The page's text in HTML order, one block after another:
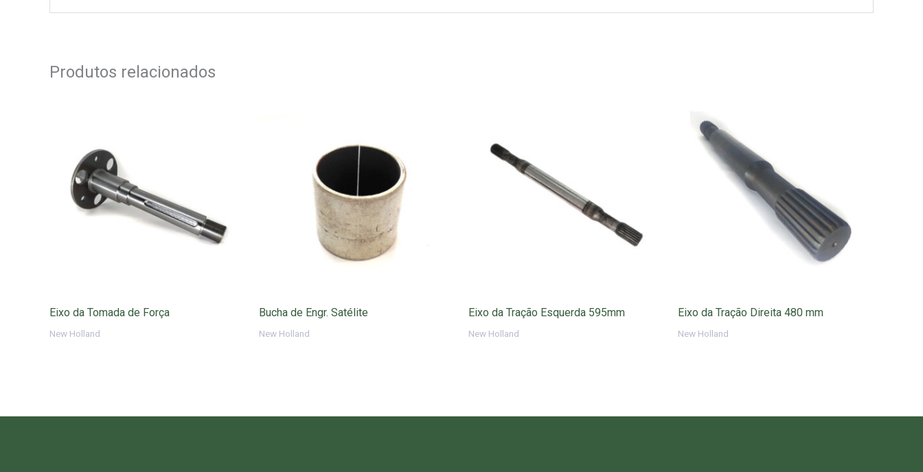
Produtos relacionados
Eixo da Tomada de Força
New Holland
Bucha de Engr. Satélite
New Holland
Eixo da Tração Esquerda 595mm
New Holland
Eixo da Tração Direita 480 mm
New Holland